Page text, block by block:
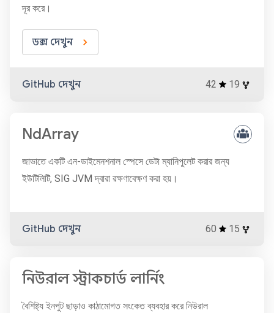
দূর করে।
ডক্স দেখুন
GitHub দেখুন 42 19
NdArray
জাভাতে একটি এন-ডাইমেনশনাল স্পেসে ডেটা ম্যানিপুলেট করার জন্য
ইউটিলিটি, SIG JVM দ্বারা রক্ষণাবেক্ষণ করা হয়।
GitHub দেখুন 60 15
নিউরাল স্ট্রাকচার্ড লার্নিং
বৈশিষ্ট্য ইনপুট ছাড়াও কাঠামোগত সংকেত ব্যবহার করে নিউরাল